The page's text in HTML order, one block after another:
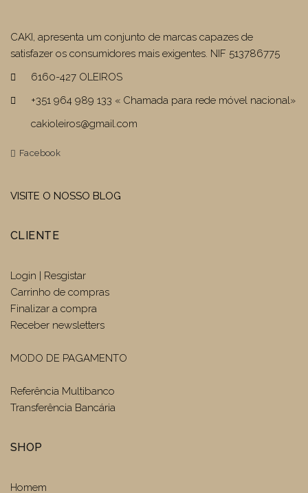
CAKI, apresenta um conjunto de marcas capazes de
satisfazer os consumidores mais exigentes. NIF 513786775
6160-427 OLEIROS
+351 964 989 133 « Chamada para rede móvel nacional»
cakioleiros@gmail.com
Facebook
VISITE O NOSSO BLOG
CLIENTE
Login | Resgistar
Carrinho de compras
Finalizar a compra
Receber newsletters
MODO DE PAGAMENTO
Referência Multibanco
Transferência Bancária
SHOP
Homem